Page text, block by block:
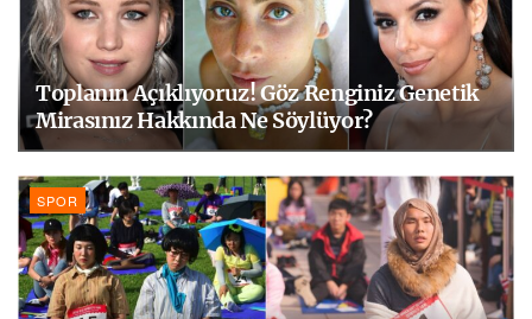
Toplanın Açıklıyoruz! Göz Renginiz Genetik
Mirasınız Hakkında Ne Söylüyor?
SPOR